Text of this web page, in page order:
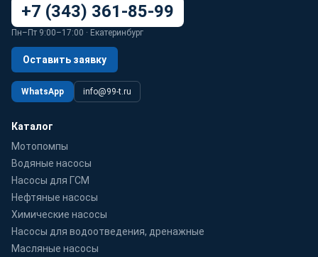
+7 (343) 361-85-99
Пн–Пт 9:00–17:00 · Екатеринбург
Оставить заявку
WhatsApp info@99-t.ru
Каталог
Мотопомпы
Водяные насосы
Насосы для ГСМ
Нефтяные насосы
Химические насосы
Насосы для водоотведения, дренажные
Масляные насосы